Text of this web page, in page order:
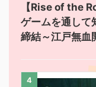
【Rise of the
ゲームを通して
締結～江戸無血
4